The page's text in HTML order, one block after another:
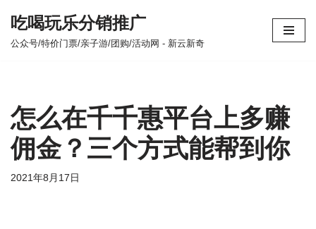
跳
吃喝玩乐分销推广
公众号/特价门票/亲子游/团购/活动网 - 新云新奇
怎么在千千惠平台上多赚
佣金？三个方式能帮到你
2021年8月17日